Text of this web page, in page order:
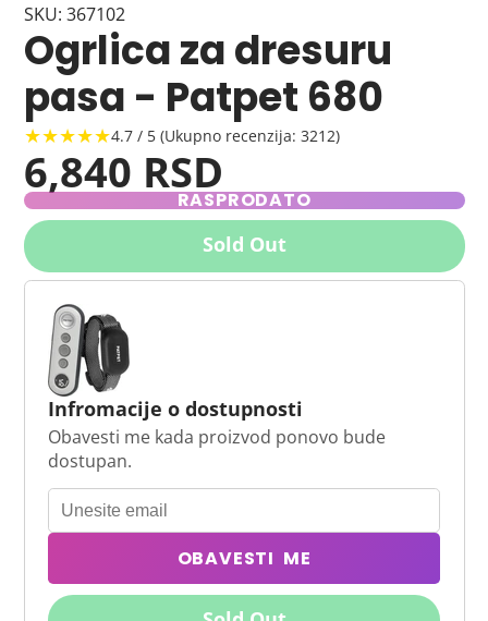
SKU: 367102
Ogrlica za dresuru
pasa - Patpet 680
★★★★★4.7 / 5 (Ukupno recenzija: 3212)
6,840 RSD
RASPRODATO
Sold Out
Infromacije o dostupnosti
Obavesti me kada proizvod ponovo bude
dostupan.
OBAVESTI ME